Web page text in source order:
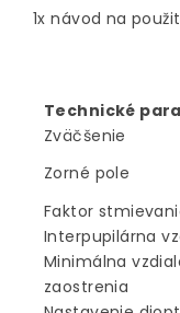
1x návod na
Technické
Zväčšenie
Zorné pole
Faktor
Interpupilárna
Minimálna
zaostrenia